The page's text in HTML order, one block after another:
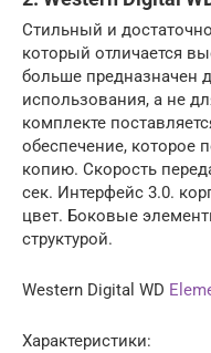
Стильный и
который отличается
больше предназначен
использования, а не
комплекте
обеспечение, которое
копию. Скорость
сек. Интерфейс 3.0.
цвет. Боковые
структурой.
Western Digital WD
Характеристики: